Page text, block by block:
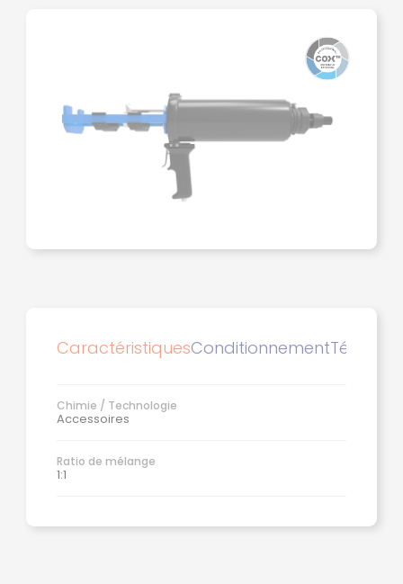
CaractéristiquesConditionnement
Chimie / Technologie
Accessoires
Ratio de mélange
1:1